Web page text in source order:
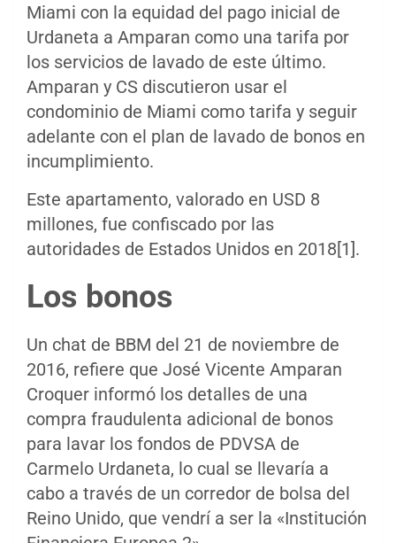
Miami con la equidad del pago inicial de
Urdaneta a Amparan como una tarifa por
los servicios de lavado de este último.
Amparan y CS discutieron usar el
condominio de Miami como tarifa y seguir
adelante con el plan de lavado de bonos en
incumplimiento.
Este apartamento, valorado en USD 8
millones, fue confiscado por las
autoridades de Estados Unidos en 2018[1].
Los bonos
Un chat de BBM del 21 de noviembre de
2016, refiere que José Vicente Amparan
Croquer informó los detalles de una
compra fraudulenta adicional de bonos
para lavar los fondos de PDVSA de
Carmelo Urdaneta, lo cual se llevaría a
cabo a través de un corredor de bolsa del
Reino Unido, que vendrí a ser la «Institución